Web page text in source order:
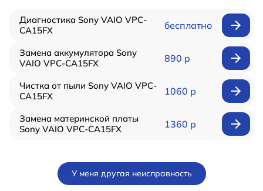
Диагностика Sony VAIO VPC-
CA15FX
бесплатно
Замена аккумулятора Sony
VAIO VPC-CA15FX
890 р
Чистка от пыли Sony VAIO VPC-
CA15FX
1060 р
Замена материнской платы
Sony VAIO VPC-CA15FX
1360 р
У меня другая неисправность